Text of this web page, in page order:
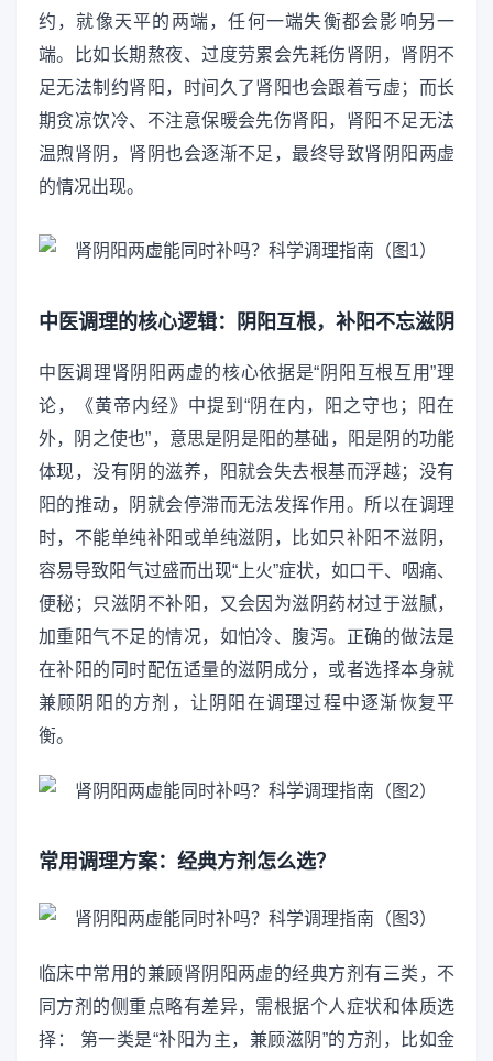
约，就像天平的两端，任何一端失衡都会影响另一
端。比如长期熬夜、过度劳累会先耗伤肾阴，肾阴不
足无法制约肾阳，时间久了肾阳也会跟着亏虚；而长
期贪凉饮冷、不注意保暖会先伤肾阳，肾阳不足无法
温煦肾阴，肾阴也会逐渐不足，最终导致肾阴阳两虚
的情况出现。
中医调理的核心逻辑：阴阳互根，补阳不忘滋阴
中医调理肾阴阳两虚的核心依据是“阴阳互根互用”理
论，《黄帝内经》中提到“阴在内，阳之守也；阳在
外，阴之使也”，意思是阴是阳的基础，阳是阴的功能
体现，没有阴的滋养，阳就会失去根基而浮越；没有
阳的推动，阴就会停滞而无法发挥作用。所以在调理
时，不能单纯补阳或单纯滋阴，比如只补阳不滋阴，
容易导致阳气过盛而出现“上火”症状，如口干、咽痛、
便秘；只滋阴不补阳，又会因为滋阴药材过于滋腻，
加重阳气不足的情况，如怕冷、腹泻。正确的做法是
在补阳的同时配伍适量的滋阴成分，或者选择本身就
兼顾阴阳的方剂，让阴阳在调理过程中逐渐恢复平
衡。
常用调理方案：经典方剂怎么选？
临床中常用的兼顾肾阴阳两虚的经典方剂有三类，不
同方剂的侧重点略有差异，需根据个人症状和体质选
择： 第一类是“补阳为主，兼顾滋阴”的方剂，比如金